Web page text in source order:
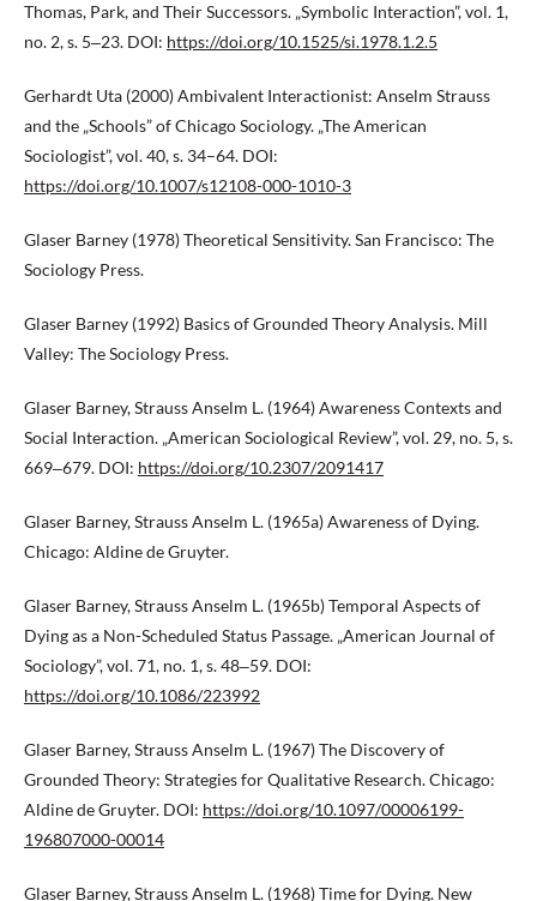
Thomas, Park, and Their Successors. „Symbolic Interaction”, vol. 1,
no. 2, s. 5‒23. DOI: https://doi.org/10.1525/si.1978.1.2.5
Gerhardt Uta (2000) Ambivalent Interactionist: Anselm Strauss
and the „Schools” of Chicago Sociology. „The American
Sociologist”, vol. 40, s. 34–64. DOI:
https://doi.org/10.1007/s12108-000-1010-3
Glaser Barney (1978) Theoretical Sensitivity. San Francisco: The
Sociology Press.
Glaser Barney (1992) Basics of Grounded Theory Analysis. Mill
Valley: The Sociology Press.
Glaser Barney, Strauss Anselm L. (1964) Awareness Contexts and
Social Interaction. „American Sociological Review”, vol. 29, no. 5, s.
669‒679. DOI: https://doi.org/10.2307/2091417
Glaser Barney, Strauss Anselm L. (1965a) Awareness of Dying.
Chicago: Aldine de Gruyter.
Glaser Barney, Strauss Anselm L. (1965b) Temporal Aspects of
Dying as a Non-Scheduled Status Passage. „American Journal of
Sociology”, vol. 71, no. 1, s. 48‒59. DOI:
https://doi.org/10.1086/223992
Glaser Barney, Strauss Anselm L. (1967) The Discovery of
Grounded Theory: Strategies for Qualitative Research. Chicago:
Aldine de Gruyter. DOI: https://doi.org/10.1097/00006199-
196807000-00014
Glaser Barney, Strauss Anselm L. (1968) Time for Dying. New